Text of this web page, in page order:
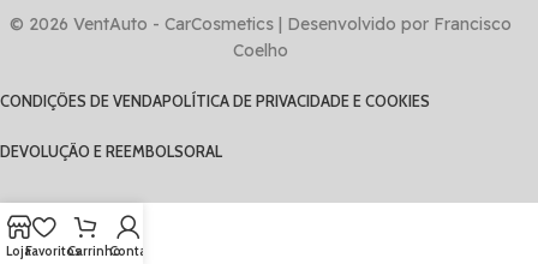
© 2026 VentAuto - CarCosmetics | Desenvolvido por Francisco
Coelho
CONDIÇÕES DE VENDAPOLÍTICA DE PRIVACIDADE E COOKIES
DEVOLUÇÃO E REEMBOLSORAL
LojaFavoritosCarrinhoConta